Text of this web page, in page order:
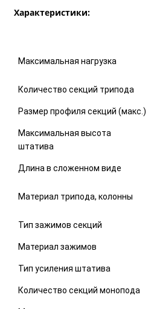
Характеристики:
Максимальная нагрузка
Количество секций трипода
Размер профиля секций (макс.)
Максимальная высота
штатива
Длина в сложенном виде
Материал трипода, колонны
Тип зажимов секций
Материал зажимов
Тип усиления штатива
Количество секций монопода